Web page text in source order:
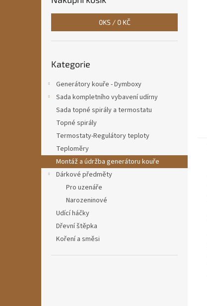
0KS / 0 KČ
kategorie
Kategorie
Generátory kouře - Dymboxy
Sada kompletního vybavení udírny
Sada topné spirály a termostatu
Topné spirály
Termostaty-Regulátory teploty
Teploměry
Montáž a údržba generátoru kouře
Dárkové předměty
Pro uzenáře
Narozeninové
Udící háčky
Dřevní štěpka
Koření a směsi